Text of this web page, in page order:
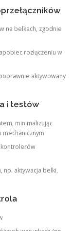
na belkach, zgodnie
rozłączeniu w
aktywowany
i testów
minimalizując
mechanicznym
kontrolerów
np. aktywacja belki,